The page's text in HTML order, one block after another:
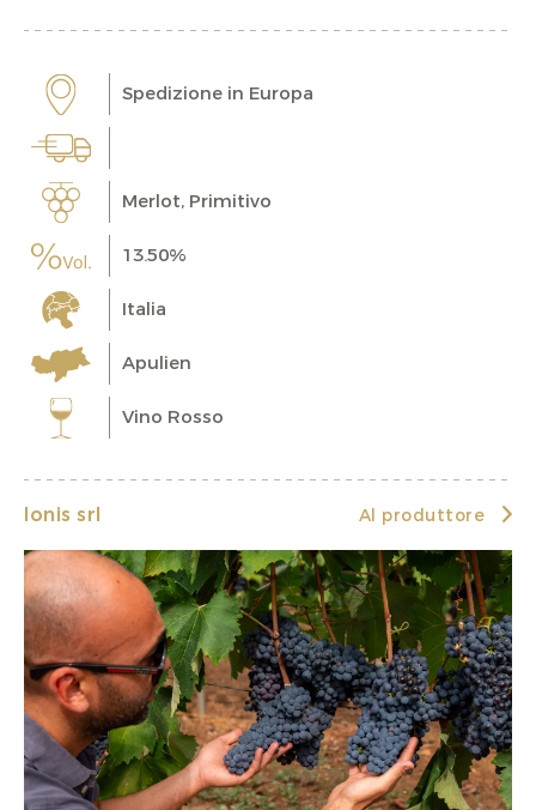
Spedizione in Europa
Merlot, Primitivo
13.50%
Italia
Apulien
Vino Rosso
Ionis srl Al produttore